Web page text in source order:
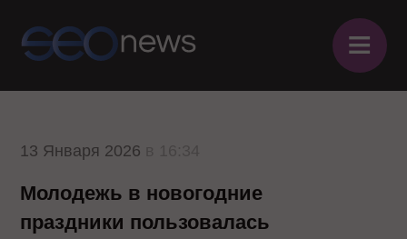
≡
13 Января 2026
Молодежь в новогодние
праздники пользовалась